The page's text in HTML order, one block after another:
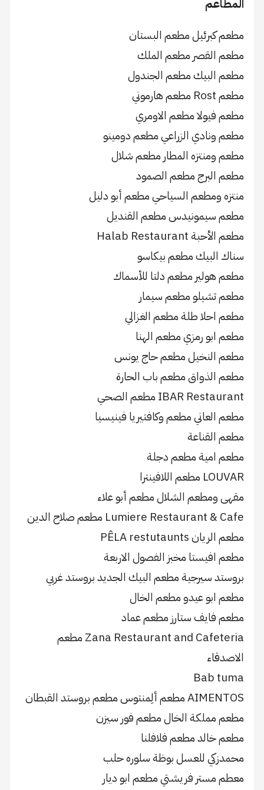
المطاعم
مطعم كبرئيل مطعم البستان
مطعم القصر مطعم الملك
مطعم البيك مطعم الجندول
مطعم Rost مطعم هارموني
مطعم فيولا مطعم الاومري
مطعم ونادي الزراعي مطعم دومينو
مطعم ومنتزه المطار مطعم شلال
مطعم البرج مطعم الصمود
منتزه ومطعم السياحي مطعم أبو دليل
مطعم سيمونيدس مطعم القنديل
مطعم الأحبة Halab Restaurant
سناك البيك مطعم بيكاسو
مطعم هولير مطعم دلتا للأسماك
مطعم تشيلو مطعم سيمار
مطعم احلا طلة مطعم الغزالي
مطعم ابو رمزي مطعم الهنا
مطعم النخيل مطعم حاج يونس
مطعم الذواق مطعم باب الحارة
IBAR Restaurant مطعم الصحي
مطعم العاني مطعم وكافتيريا فينيسيا
مطعم القناعة
مطعم امية مطعم دجلة
LOUVAR مطعم اللافينترا
مقهى ومطعم الشلال مطعم أبو علاء
Lumiere Restaurant & Cafe مطعم صلاح الدين
مطعم الريان PÊLA restutaunts
مطعم افيستا مخبز الفصول الاربعة
بروستد سيرجية مطعم البيك الجديد بروستد غربي
مطعم ابو عيدو مطعم الخال
مطعم فايف ستارز مطعم عماد
Zana Restaurant and Cafeteria مطعم
الاصدقاء
Bab tuma
AIMENTOS مطعم ألِمنتوس مطعم بروستد القبطان
مطعم مملكة الخال مطعم فور سيزن
مطعم خالد مطعم فلافلنا
محمدزكي للعسل بوظة سلوره حلب
معطم مستر فريشتي مطعم ابو ديار